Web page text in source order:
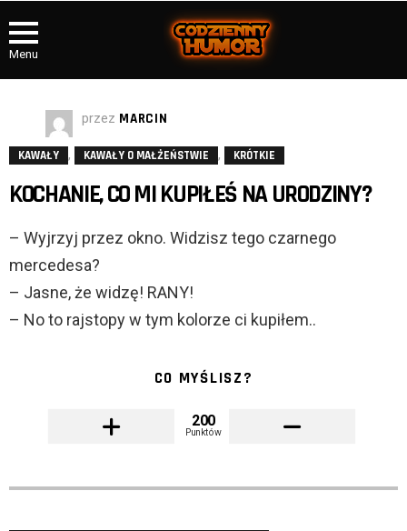
Menu
przez MARCIN
KAWAŁY , KAWAŁY O MAŁŻEŃSTWIE , KRÓTKIE
KOCHANIE, CO MI KUPIŁEŚ NA URODZINY?
– Wyjrzyj przez okno. Widzisz tego czarnego
mercedesa?
– Jasne, że widzę! RANY!
– No to rajstopy w tym kolorze ci kupiłem..
CO MYŚLISZ?
200
Punktów